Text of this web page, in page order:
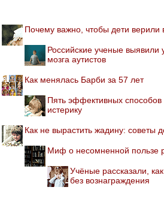
Почему важно, чтобы дети верили
Российские ученые выявили
мозга аутистов
Как менялась Барби за 57 лет
Пять эффективных способов
истерику
Как не вырастить жадину: советы
Миф о несомненной пользе
Учёные рассказали,
без вознаграждения